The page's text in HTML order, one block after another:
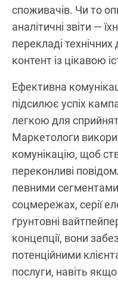
споживачів. Чи то
аналітичні звіти —
перекладі
контент із цікавою
Ефективна
підсилює успіх
легкою для
Маркетологи
комунікацію, щоб
переконливі
певними сегментами
соцмережах, серії
ґрунтовні
концепції, вони
потенційними
послуги, навіть